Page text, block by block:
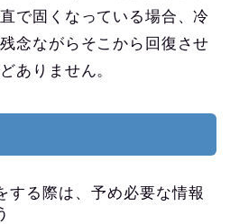
で固くなっている場合、冷
念ながらそこから回復させ
ありません。
する際は、予め必要な情報